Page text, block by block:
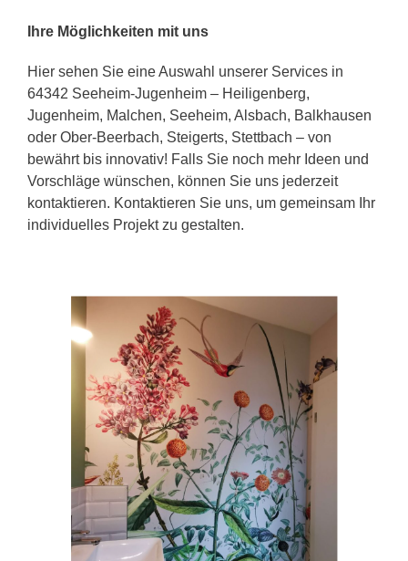
Ihre Möglichkeiten mit uns
Hier sehen Sie eine Auswahl unserer Services in
64342 Seeheim-Jugenheim – Heiligenberg,
Jugenheim, Malchen, Seeheim, Alsbach, Balkhausen
oder Ober-Beerbach, Steigerts, Stettbach – von
bewährt bis innovativ! Falls Sie noch mehr Ideen und
Vorschläge wünschen, können Sie uns jederzeit
kontaktieren. Kontaktieren Sie uns, um gemeinsam Ihr
individuelles Projekt zu gestalten.